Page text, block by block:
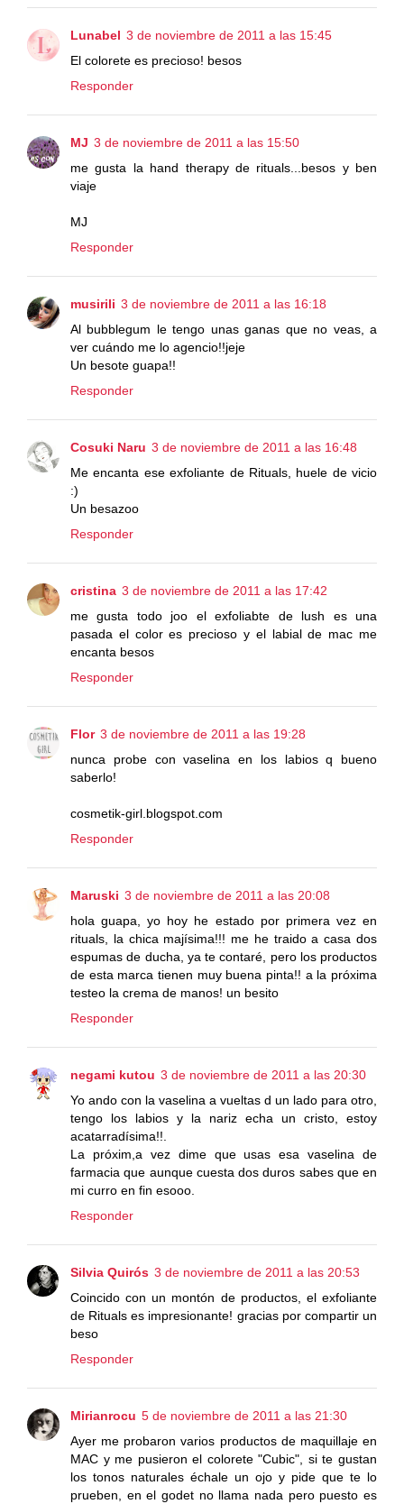
Lunabel 3 de noviembre de 2011 a las 15:45
El colorete es precioso! besos
Responder
MJ 3 de noviembre de 2011 a las 15:50
me gusta la hand therapy de rituals...besos y ben
viaje
MJ
Responder
musirili 3 de noviembre de 2011 a las 16:18
Al bubblegum le tengo unas ganas que no veas, a
ver cuándo me lo agencio!!jeje
Un besote guapa!!
Responder
Cosuki Naru 3 de noviembre de 2011 a las 16:48
Me encanta ese exfoliante de Rituals, huele de vicio
:)
Un besazoo
Responder
cristina 3 de noviembre de 2011 a las 17:42
me gusta todo joo el exfoliabte de lush es una
pasada el color es precioso y el labial de mac me
encanta besos
Responder
Flor 3 de noviembre de 2011 a las 19:28
nunca probe con vaselina en los labios q bueno
saberlo!
cosmetik-girl.blogspot.com
Responder
Maruski 3 de noviembre de 2011 a las 20:08
hola guapa, yo hoy he estado por primera vez en
rituals, la chica majísima!!! me he traido a casa dos
espumas de ducha, ya te contaré, pero los productos
de esta marca tienen muy buena pinta!! a la próxima
testeo la crema de manos! un besito
Responder
negami kutou 3 de noviembre de 2011 a las 20:30
Yo ando con la vaselina a vueltas d un lado para otro,
tengo los labios y la nariz echa un cristo, estoy
acatarradísima!!.
La próxim,a vez dime que usas esa vaselina de
farmacia que aunque cuesta dos duros sabes que en
mi curro en fin esooo.
Responder
Silvia Quirós 3 de noviembre de 2011 a las 20:53
Coincido con un montón de productos, el exfoliante
de Rituals es impresionante! gracias por compartir un
beso
Responder
Mirianrocu 5 de noviembre de 2011 a las 21:30
Ayer me probaron varios productos de maquillaje en
MAC y me pusieron el colorete "Cubic", si te gustan
los tonos naturales échale un ojo y pide que te lo
prueben, en el godet no llama nada pero puesto es